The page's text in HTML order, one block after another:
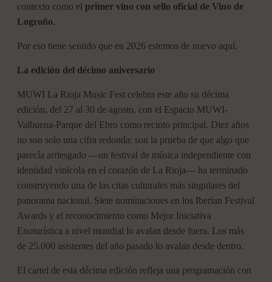
contexto como el primer vino con sello oficial de Vino de
Logroño.
Por eso tiene sentido que en 2026 estemos de nuevo aquí.
La edición del décimo aniversario
MUWI La Rioja Music Fest celebra este año su décima
edición, del 27 al 30 de agosto, con el Espacio MUWI-
Valbuena-Parque del Ebro como recinto principal. Diez años
no son solo una cifra redonda: son la prueba de que algo que
parecía arriesgado —un festival de música independiente con
identidad vinícola en el corazón de La Rioja— ha terminado
construyendo una de las citas culturales más singulares del
panorama nacional. Siete nominaciones en los Iberian Festival
Awards y el reconocimiento como Mejor Iniciativa
Enoturística a nivel mundial lo avalan desde fuera. Los más
de 25.000 asistentes del año pasado lo avalan desde dentro.
El cartel de esta décima edición refleja una programación con